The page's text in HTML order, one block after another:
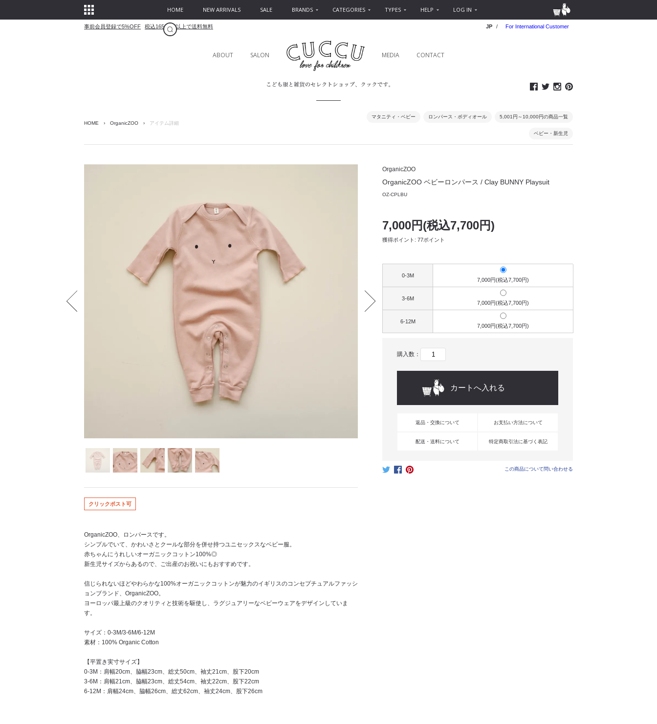
HOME NEW ARRIVALS SALE BRANDS CATEGORIES TYPES HELP LOG IN
事前会員登録で5%OFF 税込16500円以上で送料無料 JP / For International Customer
ABOUT SALON MEDIA CONTACT
HOME › OrganicZOO › アイテム詳細
マタニティ・ベビー ロンパース・ボディオール 5,001円～10,000円の商品一覧
ベビー・新生児
OrganicZOO
OrganicZOO ベビーロンパース / Clay BUNNY Playsuit
OZ-CPLBU
クリックポスト可
OrganicZOO、ロンパースです。
シンプルでいて、かわいさとクールな部分を併せ持つユニセックスなベビー服。
赤ちゃんにうれしいオーガニックコットン100%◎
新生児サイズからあるので、ご出産のお祝いにもおすすめです。
信じられないほどやわらかな100%オーガニックコットンが魅力のイギリスのコンセプチュアルファッシ
ョンブランド、OrganicZOO。
ヨーロッパ最上級のクオリティと技術を駆使し、ラグジュアリーなベビーウェアをデザインしていま
す。
サイズ：0-3M/3-6M/6-12M
素材：100% Organic Cotton
【平置き実寸サイズ】
0-3M：肩幅20cm、脇幅23cm、総丈50cm、袖丈21cm、股下20cm
3-6M：肩幅21cm、脇幅23cm、総丈54cm、袖丈22cm、股下22cm
6-12M：肩幅24cm、脇幅26cm、総丈62cm、袖丈24cm、股下26cm
7,000円(税込7,700円)
獲得ポイント: 77ポイント
0-3M
7,000円(税込7,700円)
3-6M
7,000円(税込7,700円)
6-12M
7,000円(税込7,700円)
購入数：
返品・交換について お支払い方法について
配送・送料について 特定商取引法に基づく表記
この商品について問い合わせる